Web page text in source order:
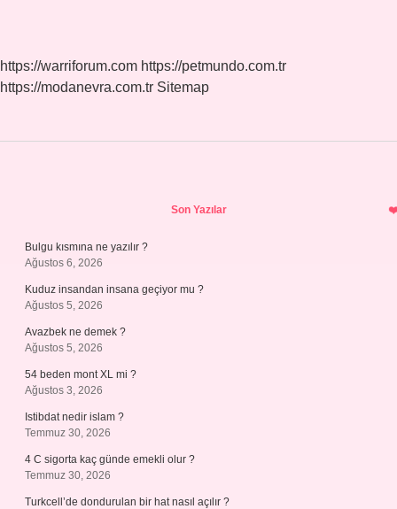
https://warriforum.com https://petmundo.com.tr
https://modanevra.com.tr Sitemap
Son Yazılar
Bulgu kısmına ne yazılır ?
Ağustos 6, 2026
Kuduz insandan insana geçiyor mu ?
Ağustos 5, 2026
Avazbek ne demek ?
Ağustos 5, 2026
54 beden mont XL mi ?
Ağustos 3, 2026
Istibdat nedir islam ?
Temmuz 30, 2026
4 C sigorta kaç günde emekli olur ?
Temmuz 30, 2026
Turkcell’de dondurulan bir hat nasıl açılır ?